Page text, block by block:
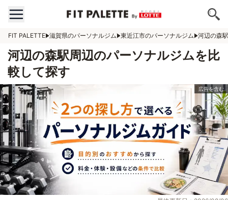
FIT PALETTE 滋賀県のパーソナルジム 東近江市のパーソナルジム 河辺の森
河辺の森駅周辺のパーソナルジムを比
較して探す